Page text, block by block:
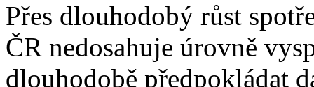
Přes dlouhodobý růst
ČR nedosahuje úrovně
dlouhodobě předpokládat